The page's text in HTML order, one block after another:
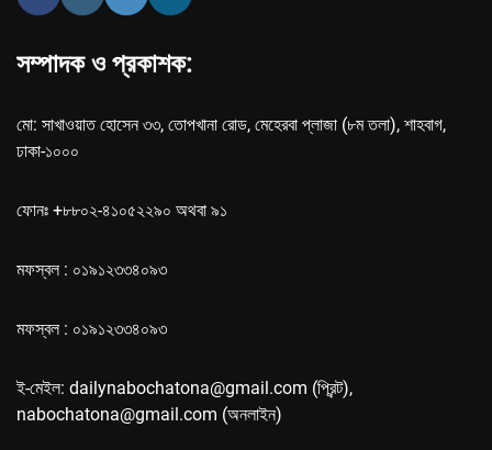
সম্পাদক ও প্রকাশক:
মো: সাখাওয়াত হোসেন ৩৩, তোপখানা রোড, মেহেরবা প্লাজা (৮ম তলা), শাহবাগ,
ঢাকা-১০০০
ফোনঃ +৮৮০২-৪১০৫২২৯০ অথবা ৯১
মফস্বল : ০১৯১২৩৩৪০৯৩
মফস্বল : ০১৯১২৩৩৪০৯৩
ই-মেইল: dailynabochatona@gmail.com (প্রিন্ট),
nabochatona@gmail.com (অনলাইন)